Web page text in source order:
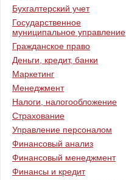
Бухгалтерский учет
Государственное
муниципальное управление
Гражданское право
Деньги, кредит, банки
Маркетинг
Менеджмент
Налоги, налогообложение
Страхование
Управление персоналом
Финансовый анализ
Финансовый менеджмент
Финансы и кредит